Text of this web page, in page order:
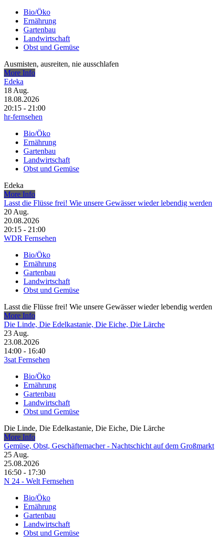
Bio/Öko
Ernährung
Gartenbau
Landwirtschaft
Obst und Gemüse
Ausmisten, ausreiten, nie ausschlafen
More Info
Edeka
18 Aug.
18.08.2026
20:15 - 21:00
hr-fernsehen
Bio/Öko
Ernährung
Gartenbau
Landwirtschaft
Obst und Gemüse
Edeka
More Info
Lasst die Flüsse frei! Wie unsere Gewässer wieder lebendig werden
20 Aug.
20.08.2026
20:15 - 21:00
WDR Fernsehen
Bio/Öko
Ernährung
Gartenbau
Landwirtschaft
Obst und Gemüse
Lasst die Flüsse frei! Wie unsere Gewässer wieder lebendig werden
More Info
Die Linde, Die Edelkastanie, Die Eiche, Die Lärche
23 Aug.
23.08.2026
14:00 - 16:40
3sat Fernsehen
Bio/Öko
Ernährung
Gartenbau
Landwirtschaft
Obst und Gemüse
Die Linde, Die Edelkastanie, Die Eiche, Die Lärche
More Info
Gemüse, Obst, Geschäftemacher - Nachtschicht auf dem Großmarkt
25 Aug.
25.08.2026
16:50 - 17:30
N 24 - Welt Fernsehen
Bio/Öko
Ernährung
Gartenbau
Landwirtschaft
Obst und Gemüse